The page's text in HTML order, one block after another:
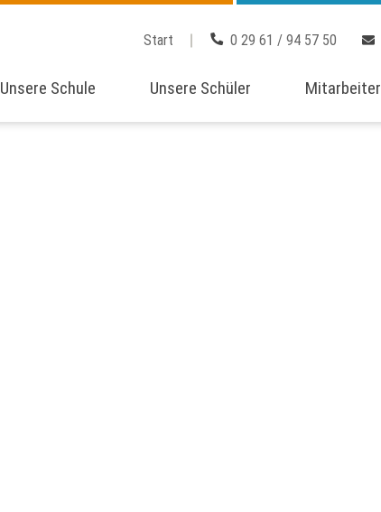
Start 0 29 61 / 94 57 50
Unsere Schule Unsere Schüler Mitarbeiter